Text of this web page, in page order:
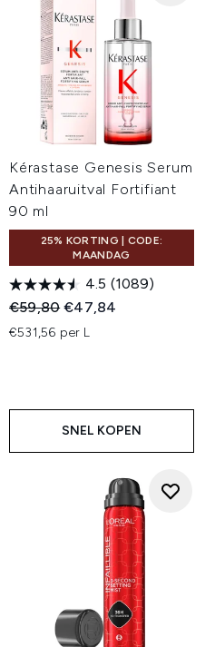
Kérastase Genesis Serum
Antihaaruitval Fortifiant
90 ml
25% KORTING | CODE:
MAANDAG
4.5 (1089)
Recommended Retail Price:
€59,80Huidige prijs:
€47,84
€531,56 per L
SNEL KOPEN